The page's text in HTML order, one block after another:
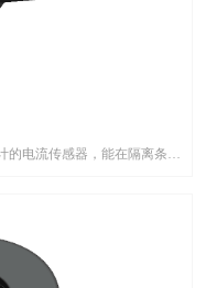
的电流传感器，能在隔离条件